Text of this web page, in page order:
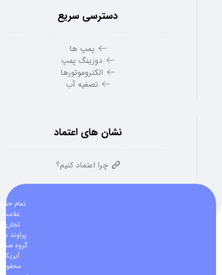
دسترسی سریع
پمپ ها
دوزینگ پمپ
الکتروموتورها
تصفیه آب
نشان های اعتماد
چرا اعتماد کنیم؟
تمام
علامت
تجاری
پراوند
گروه
آیریک
محفوظ